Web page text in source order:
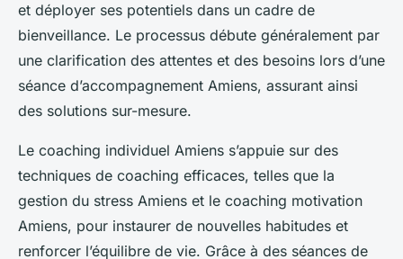
et déployer ses potentiels dans un cadre de
bienveillance. Le processus débute généralement par
une clarification des attentes et des besoins lors d’une
séance d’accompagnement Amiens, assurant ainsi
des solutions sur-mesure.
Le coaching individuel Amiens s’appuie sur des
techniques de coaching efficaces, telles que la
gestion du stress Amiens et le coaching motivation
Amiens, pour instaurer de nouvelles habitudes et
renforcer l’équilibre de vie. Grâce à des séances de